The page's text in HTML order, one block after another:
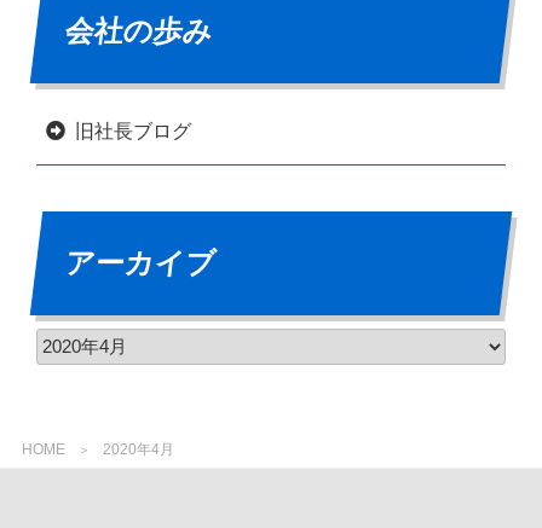
HOME 2020年4月
会社の歩み
旧社長ブログ
アーカイブ